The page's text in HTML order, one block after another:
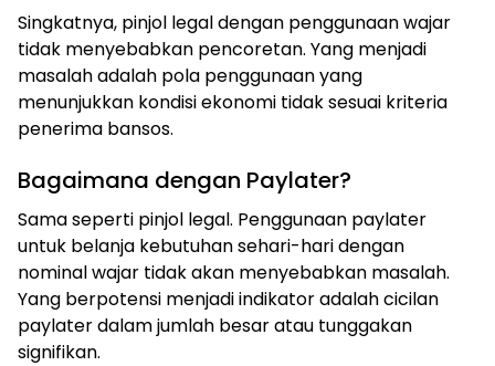
Singkatnya, pinjol legal dengan penggunaan wajar
tidak menyebabkan pencoretan. Yang menjadi
masalah adalah pola penggunaan yang
menunjukkan kondisi ekonomi tidak sesuai kriteria
penerima bansos.
Bagaimana dengan Paylater?
Sama seperti pinjol legal. Penggunaan paylater
untuk belanja kebutuhan sehari-hari dengan
nominal wajar tidak akan menyebabkan masalah.
Yang berpotensi menjadi indikator adalah cicilan
paylater dalam jumlah besar atau tunggakan
signifikan.